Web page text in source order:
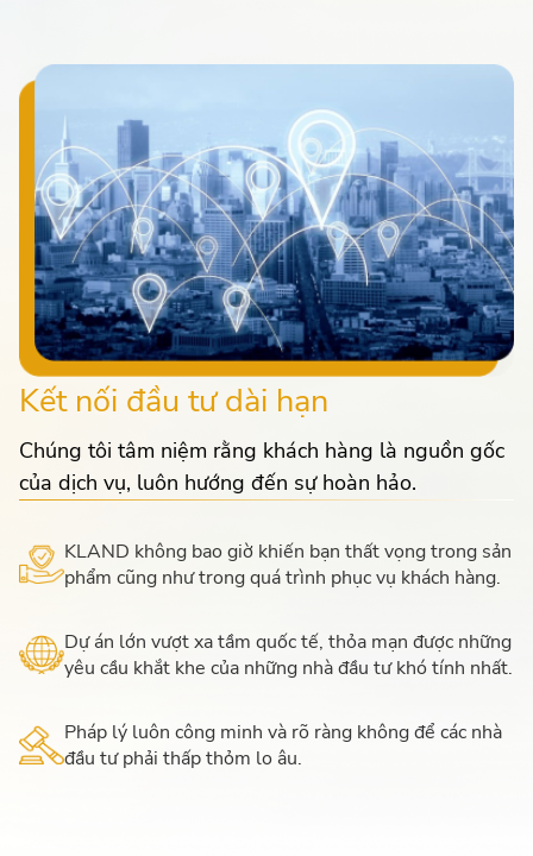
Kết nối đầu tư dài hạn
Chúng tôi tâm niệm rằng khách hàng là nguồn gốc
của dịch vụ, luôn hướng đến sự hoàn hảo.
KLAND không bao giờ khiến bạn thất vọng trong sản
phẩm cũng như trong quá trình phục vụ khách hàng.
Dự án lớn vượt xa tầm quốc tế, thỏa mạn được những
yêu cầu khắt khe của những nhà đầu tư khó tính nhất.
Pháp lý luôn công minh và rõ ràng không để các nhà
đầu tư phải thấp thỏm lo âu.